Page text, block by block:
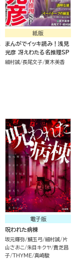
紙版
まんがでイッキ読み！浅見
光彦 冴えわたる名推理SP
細村誠 長尾文子 夏木美香
電子版
呪われた病棟
坂元輝弥 鯖玉弓 細村誠
片
山さおこ 朱目キクヤ 貴芝昌
子 THYME 真崎駿